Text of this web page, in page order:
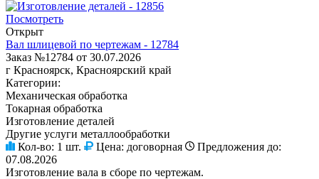
Посмотреть
Открыт
Вал шлицевой по чертежам - 12784
Заказ №12784 от 30.07.2026
г Красноярск, Красноярский край
Категории:
Механическая обработка
Токарная обработка
Изготовление деталей
Другие услуги металлообработки
Кол-во: 1 шт. Цена: договорная
Предложения до:
07.08.2026
Изготовление вала в сборе по чертежам.